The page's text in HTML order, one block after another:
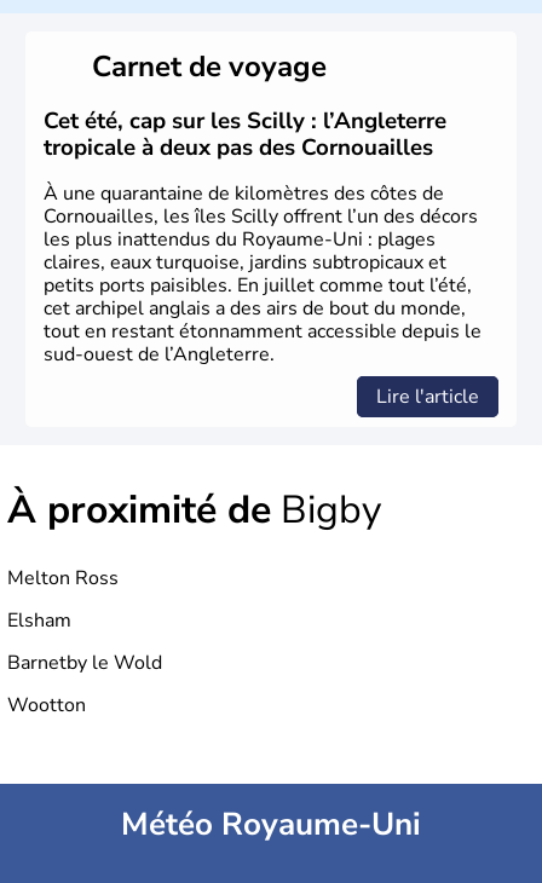
Histoire et administration
L'Angleterre est l’une des quatre nations constitutives du
Royaume-Uni. Elle est peuplée de plus de 50 millions
d’habitants, les Anglais, et constitue à elle seule, près de
84% de la population de l’ensemble. Le pays s’est créé au
Xème siècle et tient son nom desAngles
germanique installé sur ces terres. Première démocratie
parlementaire au monde, elle doit son développement à
l’essor industriel du XIXème siècle.
Carnet de voyage
Cet été, cap sur les Scilly : l’Angleterre
tropicale à deux pas des Cornouailles
À une quarantaine de kilomètres des côtes de
Cornouailles, les îles Scilly offrent l’un des décors
les plus inattendus du Royaume-Uni : plages
claires, eaux turquoise, jardins subtropicaux et
petits ports paisibles. En juillet comme tout l’été,
cet archipel anglais a des airs de bout du monde,
tout en restant étonnamment accessible depuis le
sud-ouest de l’Angleterre.
Lire l'article
À proximité de Bigby
Melton Ross
Elsham
Barnetby le Wold
Wootton
Météo Royaume-Uni